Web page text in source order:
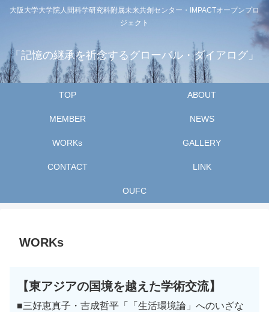
大阪大学大学院人間科学研究科附属未来共創センター・IMPACTオープンプロ
ジェクト
「記憶の継承を祈念するグローバル・ダイアログ」
TOP ABOUT
MEMBER NEWS
WORKs GALLERY
CONTACT LINK
OUFC
WORKs
【東アジアの国境を越えた学術交流】
■三好恵真子・吉成哲平「「生活環境論」へのいざな